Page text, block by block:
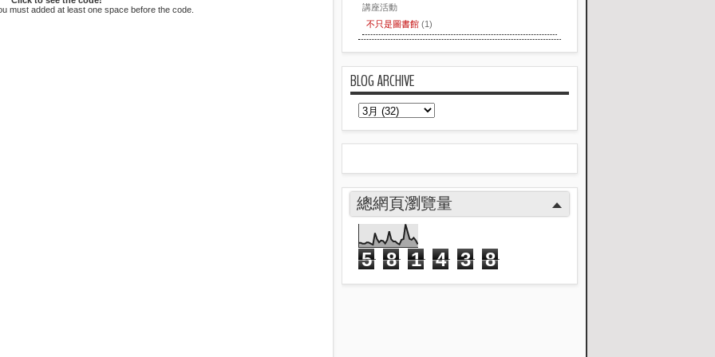
must added at least one space before the code.
講座活動
不只是圖書館 (1)
BLOG ARCHIVE
總網頁瀏覽量
5 8 1 4 3 8